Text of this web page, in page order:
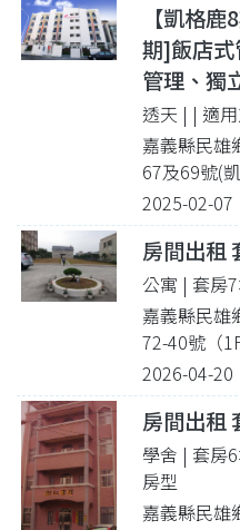
【凱格
期]飯店
管理、獨
透天 | | 適
嘉義縣民雄
67及69號(
2025-02-
房間出租
公寓 | 套房
嘉義縣民雄
72-40號（
2026-04-
房間出租
學舍 | 套房
房型
嘉義縣民雄